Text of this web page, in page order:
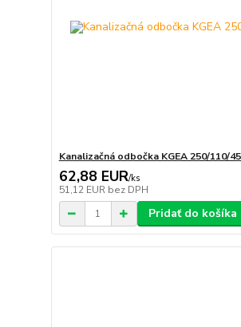
Kanalizačná odbočka KGEA 250/110/
62,88 EUR/ks
51,12 EUR bez DPH
Pridať do košíka